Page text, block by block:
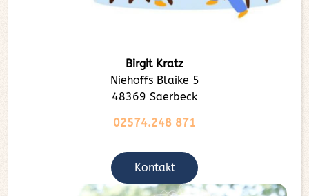
Birgit Kratz
Niehoffs Blaike 5
48369 Saerbeck
02574.248 871
Kontakt